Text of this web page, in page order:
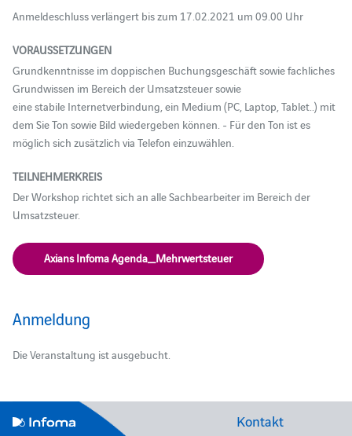
Anmeldeschluss verlängert bis zum 17.02.2021 um 09.00 Uhr
VORAUSSETZUNGEN
Grundkenntnisse im doppischen Buchungsgeschäft sowie fachliches
Grundwissen im Bereich der Umsatzsteuer sowie
eine stabile Internetverbindung, ein Medium (PC, Laptop, Tablet..) mit
dem Sie Ton sowie Bild wiedergeben können. - Für den Ton ist es
möglich sich zusätzlich via Telefon einzuwählen.
TEILNEHMERKREIS
Der Workshop richtet sich an alle Sachbearbeiter im Bereich der
Umsatzsteuer.
Axians Infoma Agenda_Mehrwertsteuer
Anmeldung
Die Veranstaltung ist ausgebucht.
Kontakt